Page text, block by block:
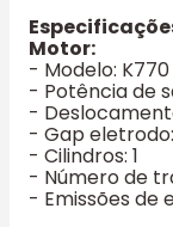
Motor:
- Modelo: K770
- Potência de
-
- Gap
- Cilindros: 1
- Número de
- Emissões de